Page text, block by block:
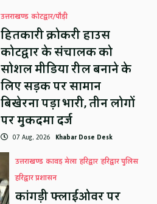
उत्तराखण्ड कोटद्वार/पौड़ी
हितकारी क्रोकरी हाउस
कोटद्वार के संचालक को
सोशल मीडिया रील बनाने के
लिए सड़क पर सामान
बिखेरना पड़ा भारी, तीन लोगों
पर मुकदमा दर्ज
07 Aug, 2026 Khabar Dose Desk
उत्तराखण्ड कावड़ मेला हरिद्वार हरिद्वार पुलिस
हरिद्वार प्रशासन
कांगड़ी फ्लाईओवर पर